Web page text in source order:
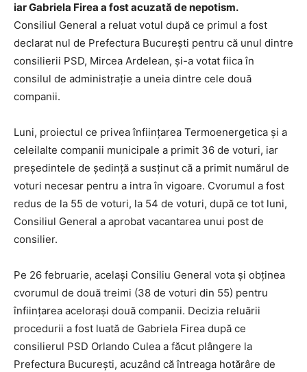
iar Gabriela Firea a fost acuzată de nepotism.
Consiliul General a reluat votul după ce primul a fost
declarat nul de Prefectura Bucureşti pentru că unul dintre
consilierii PSD, Mircea Ardelean, şi-a votat fiica în
consilul de administraţie a uneia dintre cele două
companii.
Luni, proiectul ce privea înfiinţarea Termoenergetica și a
celeilalte companii municipale a primit 36 de voturi, iar
preşedintele de şedinţă a susţinut că a primit numărul de
voturi necesar pentru a intra în vigoare. Cvorumul a fost
redus de la 55 de voturi, la 54 de voturi, după ce tot luni,
Consiliul General a aprobat vacantarea unui post de
consilier.
Pe 26 februarie, același Consiliu General vota și obținea
cvorumul de două treimi (38 de voturi din 55) pentru
înființarea acelorași două companii. Decizia reluării
procedurii a fost luată de Gabriela Firea după ce
consilierul PSD Orlando Culea a făcut plângere la
Prefectura București, acuzând că întreaga hotărâre de